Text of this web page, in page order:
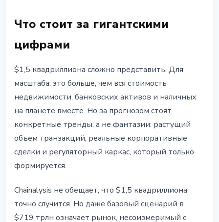
Что стоит за гигантскими
цифрами
$1,5 квадриллиона сложно представить. Для
масштаба: это больше, чем вся стоимость
недвижимости, банковских активов и наличных
на планете вместе. Но за прогнозом стоят
конкретные тренды, а не фантазии: растущий
объем транзакций, реальные корпоративные
сделки и регуляторный каркас, который только
формируется.
Chainalysis не обещает, что $1,5 квадриллиона
точно случится. Но даже базовый сценарий в
$719 трлн означает рынок, несоизмеримый с